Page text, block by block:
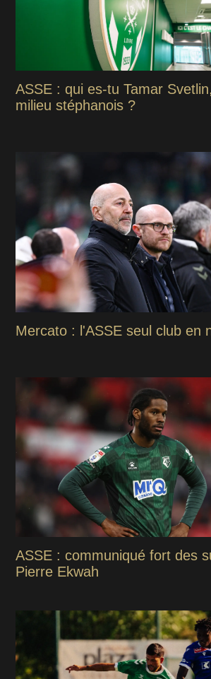
ASSE : qui es-tu Tamar
milieu stéphanois ?
Mercato : l'ASSE seul club en
ASSE : communiqué fort des
Pierre Ekwah